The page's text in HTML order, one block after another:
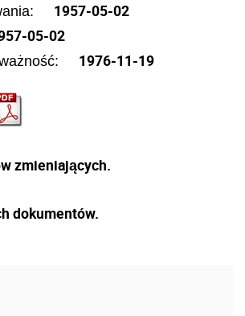
1957-05-02
05-02
1976-11-19
zmieniających.
dokumentów.